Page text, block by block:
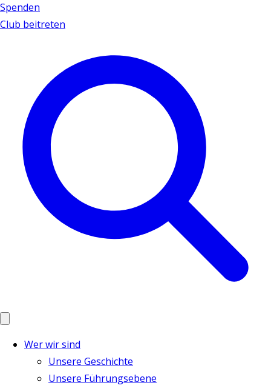
Spenden
Club beitreten
Wer wir sind
Unsere Geschichte
Unsere Führungsebene